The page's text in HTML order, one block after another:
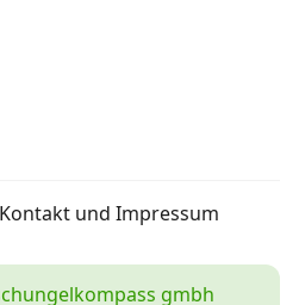
und Impressum
gmbh